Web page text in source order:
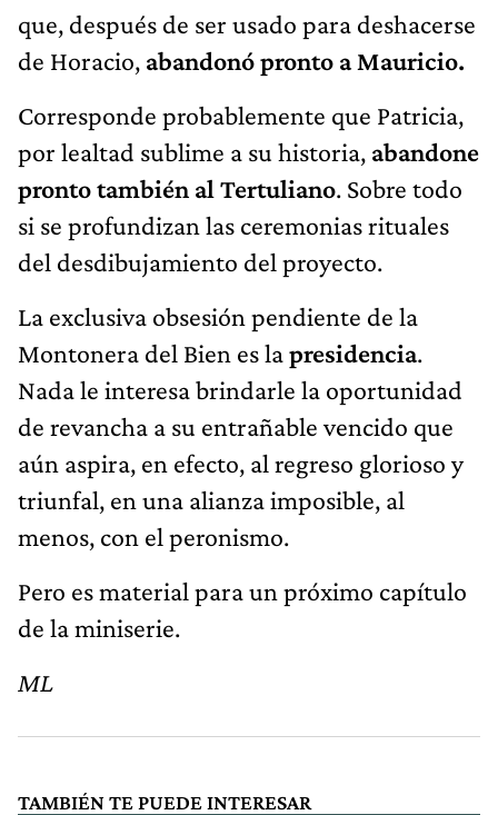
que, después de ser usado para deshacerse
de Horacio, abandonó pronto a Mauricio.
Corresponde probablemente que Patricia,
por lealtad sublime a su historia, abandone
pronto también al Tertuliano. Sobre todo
si se profundizan las ceremonias rituales
del desdibujamiento del proyecto.
La exclusiva obsesión pendiente de la
Montonera del Bien es lapresidencia.
Nada le interesa brindarle la oportunidad
de revancha a su entrañable vencido que
aún aspira, en efecto, al regreso glorioso y
triunfal, en una alianza imposible, al
menos, con el peronismo.
Pero es material para un próximo capítulo
de la miniserie.
ML
TAMBIÉN TE PUEDE INTERESAR